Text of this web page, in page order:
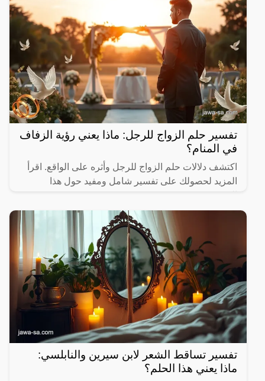
تفسير حلم الزواج للرجل: ماذا يعني رؤية الزفاف
في المنام؟
اكتشف دلالات حلم الزواج للرجل وأثره على الواقع. اقرأ
المزيد لحصولك على تفسير شامل ومفيد حول هذا
تفسير تساقط الشعر لابن سيرين والنابلسي:
ماذا يعني هذا الحلم؟